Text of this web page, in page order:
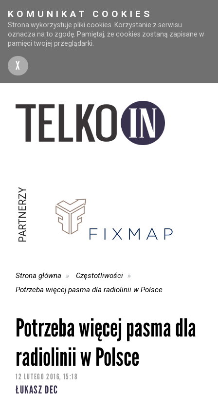
KOMUNIKAT COOKIES
Strona wykorzystuje pliki cookies. Korzystanie z serwisu
oznacza na to zgodę. Pamiętaj, że cookies zostaną zapisane w
pamięci twojej przeglądarki.
X
PARTNERZY
Strona główna
Częstotliwości
Potrzeba więcej pasma dla radiolinii w Polsce
Potrzeba więcej pasma dla
radiolinii w Polsce
12 LUTEGO 2016, 15:18
ŁUKASZ DEC